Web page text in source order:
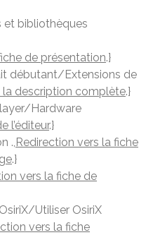
et bibliothèques
de présentation.}
débutant/Extensions de
la description complète.}
Hardware
l’éditeur.}
., Redirection vers la fiche
.}
vers la fiche de
Utiliser OsiriX
vers la fiche